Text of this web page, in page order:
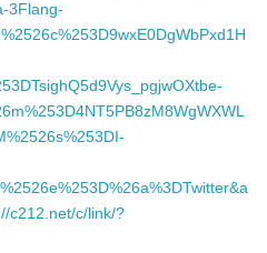
3Flang-
c212.net/c/link/?